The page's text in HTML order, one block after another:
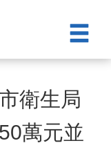
衛生局
萬元並